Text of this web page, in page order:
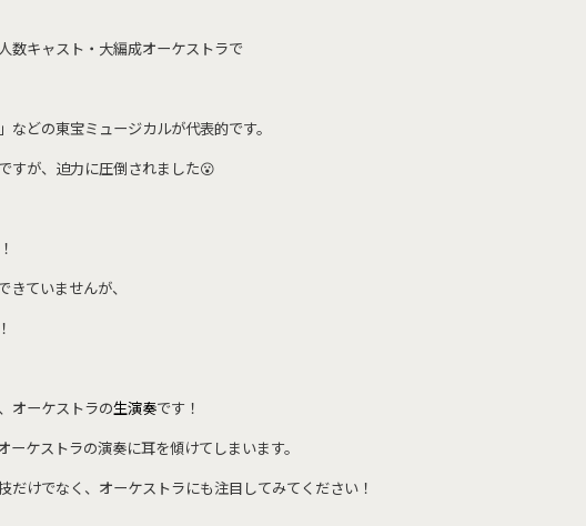
数キャスト・大編成オーケストラで
どの東宝ミュージカルが代表的です。
すが、迫力に圧倒されました😮
ていませんが、
オーケストラの生演奏です！
ケストラの演奏に耳を傾けてしまいます。
だけでなく、オーケストラにも注目してみてください！